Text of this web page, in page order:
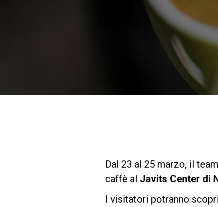
Dal 23 al 25 marzo, il
caffè al Javits Center di
I visitatori potranno